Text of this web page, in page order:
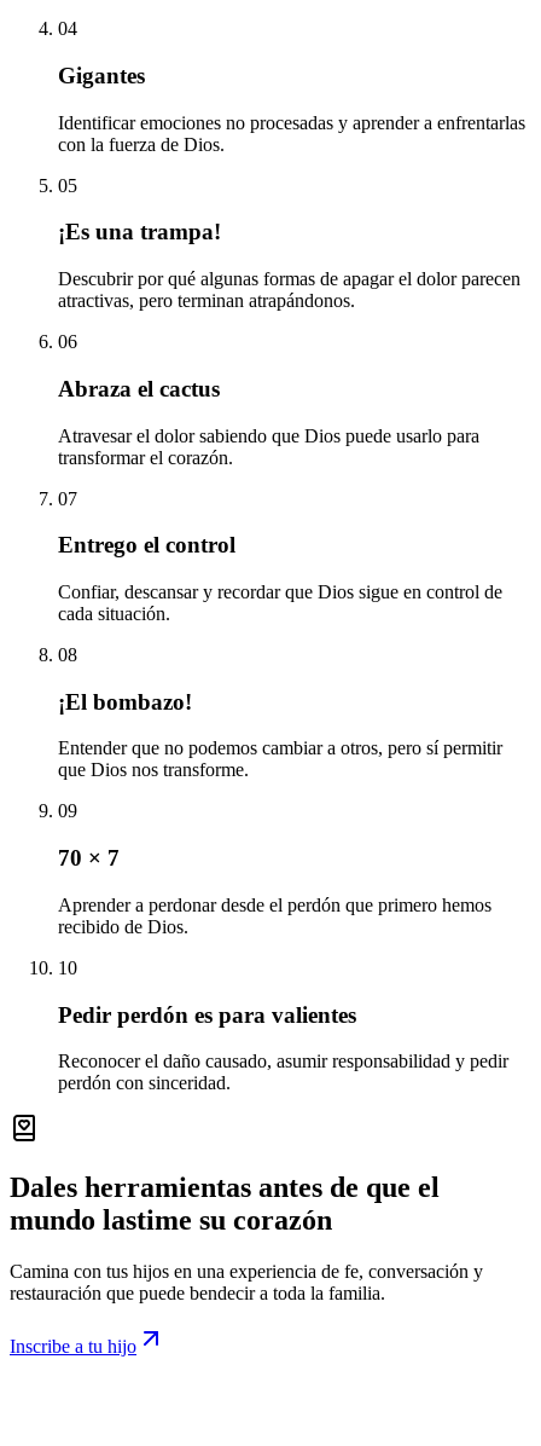
04
Gigantes
Identificar emociones no procesadas y aprender a enfrentarlas
con la fuerza de Dios.
05
¡Es una trampa!
Descubrir por qué algunas formas de apagar el dolor parecen
atractivas, pero terminan atrapándonos.
06
Abraza el cactus
Atravesar el dolor sabiendo que Dios puede usarlo para
transformar el corazón.
07
Entrego el control
Confiar, descansar y recordar que Dios sigue en control de
cada situación.
08
¡El bombazo!
Entender que no podemos cambiar a otros, pero sí permitir
que Dios nos transforme.
09
70 × 7
Aprender a perdonar desde el perdón que primero hemos
recibido de Dios.
10
Pedir perdón es para valientes
Reconocer el daño causado, asumir responsabilidad y pedir
perdón con sinceridad.
Dales herramientas antes de que el
mundo lastime su corazón
Camina con tus hijos en una experiencia de fe, conversación y
restauración que puede bendecir a toda la familia.
Inscribe a tu hijo